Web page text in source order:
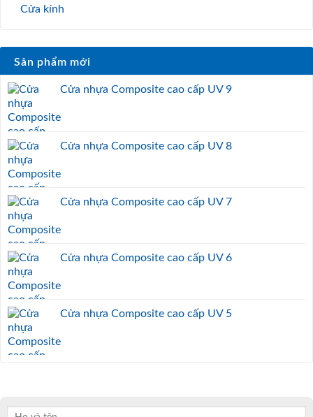
Cửa kính
Sản phẩm mới
Cửa nhựa Composite cao cấp UV 9
Cửa nhựa Composite cao cấp UV 8
Cửa nhựa Composite cao cấp UV 7
Cửa nhựa Composite cao cấp UV 6
Cửa nhựa Composite cao cấp UV 5